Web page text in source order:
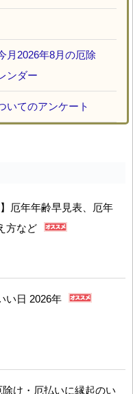
月2026年8月の厄除
ンダー
いてのアンケート
】厄年年齢早見表、厄年
方など
い日 2026年
け・厄払いに縁起のい